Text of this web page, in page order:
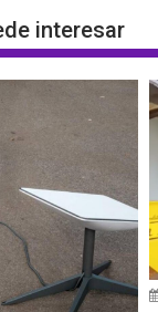
interesar